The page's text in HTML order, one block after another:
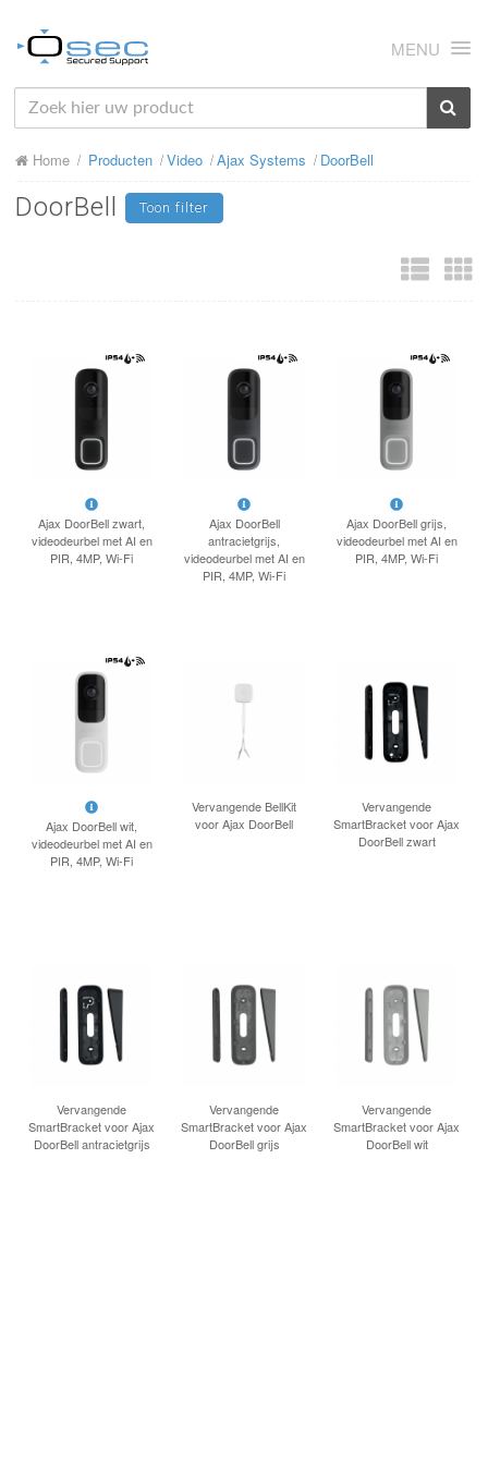
MENU
HOME
OVER ONS
NIEUWS
MIJN OSEC
CONTACT
Home Producten Video Ajax Systems DoorBell
DoorBell Toon filter
Ajax DoorBell zwart,
videodeurbel met AI en
PIR, 4MP, Wi-Fi
Ajax DoorBell
antracietgrijs,
videodeurbel met AI en
PIR, 4MP, Wi-Fi
Ajax DoorBell grijs,
videodeurbel met AI en
PIR, 4MP, Wi-Fi
Ajax DoorBell wit,
videodeurbel met AI en
PIR, 4MP, Wi-Fi
Vervangende BellKit
voor Ajax DoorBell
Vervangende
SmartBracket voor Ajax
DoorBell zwart
Vervangende
SmartBracket voor Ajax
DoorBell antracietgrijs
Vervangende
SmartBracket voor Ajax
DoorBell grijs
Vervangende
SmartBracket voor Ajax
DoorBell wit